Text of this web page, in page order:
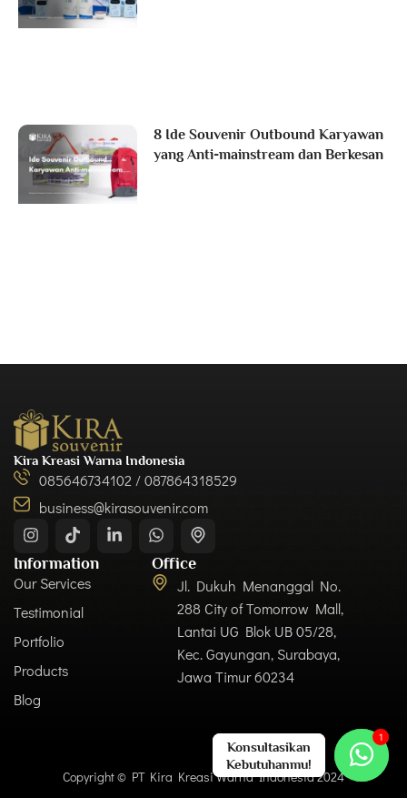
8 Ide Souvenir Outbound Karyawan
yang Anti-mainstream dan Berkesan
Kira Kreasi Warna Indonesia
085646734102 / 087864318529
business@kirasouvenir.com
Information
Our Services
Testimonial
Portfolio
Products
Blog
Office
Jl. Dukuh Menanggal No.
288 City of Tomorrow Mall,
Lantai UG Blok UB 05/28,
Kec. Gayungan, Surabaya,
Jawa Timur 60234
Copyright © PT Kira Kreasi Warna Indonesia 2024